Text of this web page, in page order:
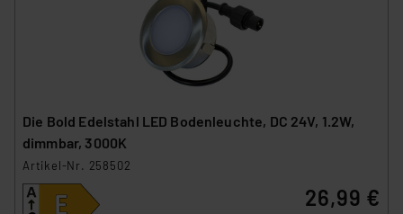
Die Bold Edelstahl LED Bodenleuchte, DC 24V, 1.2W,
dimmbar, 3000K
Artikel-Nr. 258502
26,99 €